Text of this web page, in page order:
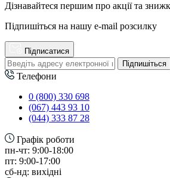
Дізнавайтеся першим про акції та
Підпишіться на нашу e-mail розсилку
Підписатися
Підпишіться
Телефони
0 (800) 330 698
(067) 443 93 10
(044) 333 87 28
Графік роботи
пн-чт: 9:00-18:00
пт: 9:00-17:00
сб-нд: вихідні